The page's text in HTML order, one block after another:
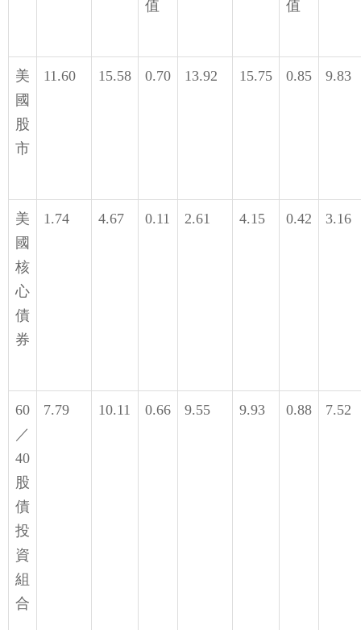
值
值
美
國
股
市
11.60 15.58 0.70 13.92 15.75 0.85 9.83
美
國
核
心
債
券
1.74 4.67 0.11 2.61 4.15 0.42 3.16
60
／
40
股
債
投
資
組
合
7.79 10.11 0.66 9.55 9.93 0.88 7.52